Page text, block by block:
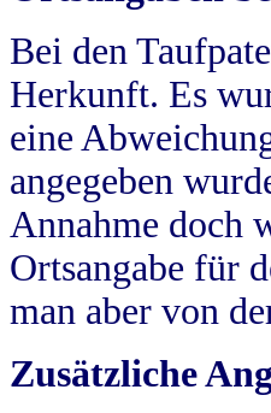
Bei den
Herkunft. Es
eine
angegeben
Annahme doch
Ortsangabe für
man aber von
Zusätzliche